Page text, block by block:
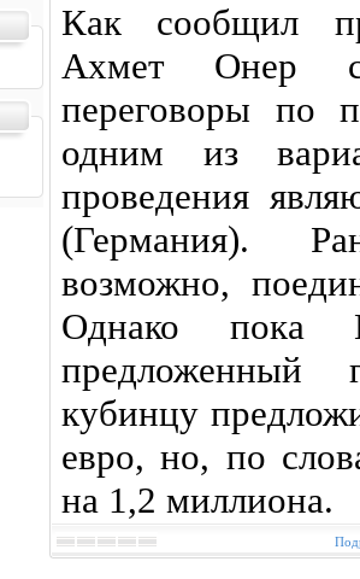
Как сообщил
Ахмет Онер
переговоры по
одним из
проведения
(Германия).
возможно,
Однако пока
предложенный
кубинцу
евро, но, по
на 1,2 миллиона.